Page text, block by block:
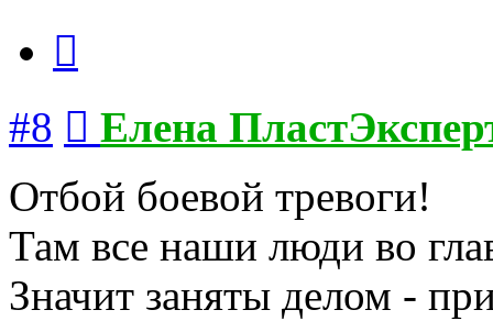
#8
Елена
Отбой боевой тревоги!
Там все наши люди во
Значит заняты делом -